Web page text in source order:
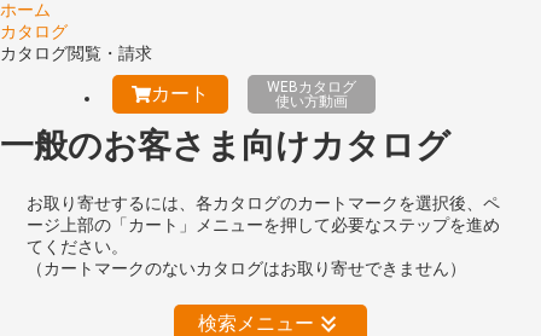
ホーム
カタログ
カタログ閲覧・請求
カート
WEBカタログ
使い方動画
一般のお客さま向けカタログ
お取り寄せするには、各カタログのカートマークを選択後、ペ
ージ上部の「カート」メニューを押して必要なステップを進め
てください。
（カートマークのないカタログはお取り寄せできません）
検索メニュー